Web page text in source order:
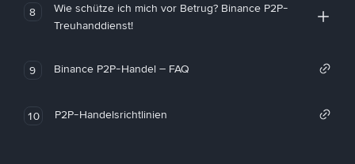
8
Wie schütze ich mich vor Betrug? Binance P2P-
Treuhanddienst!
9 Binance P2P-Handel – FAQ
10 P2P-Handelsrichtlinien